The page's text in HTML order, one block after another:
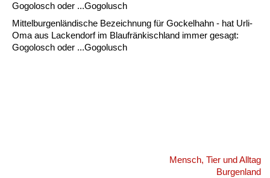
Gogolosch oder ...Gogolusch
Mittelburgenländische Bezeichnung für Gockelhahn - hat Urli-
Oma aus Lackendorf im Blaufränkischland immer gesagt:
Gogolosch oder ...Gogolusch
Mensch, Tier und Alltag
Burgenland